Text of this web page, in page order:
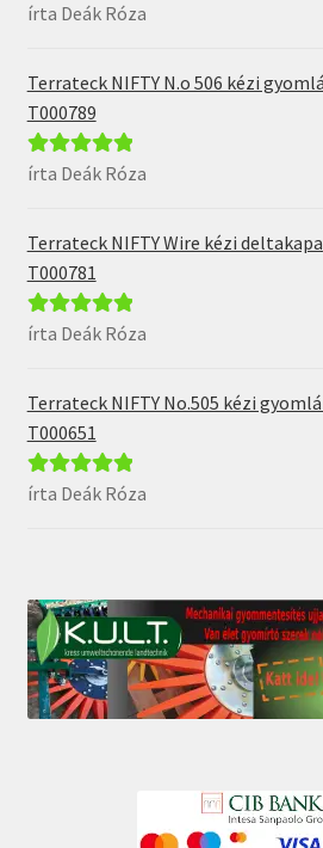
Értékelés: 5/
írta Deák Róza
Terrateck NIFTY N.o 506 kézi
T000789
Értékelés: 5/
írta Deák Róza
Terrateck NIFTY Wire kézi
T000781
Értékelés: 5/
írta Deák Róza
Terrateck NIFTY No.505 kézi
T000651
Értékelés: 5/
írta Deák Róza